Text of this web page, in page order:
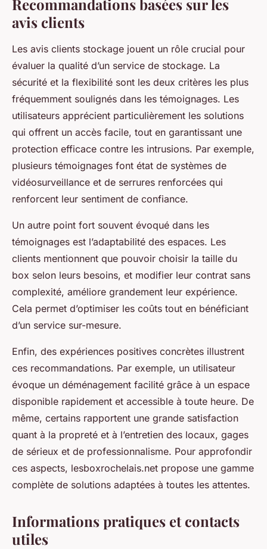
Recommandations basées sur les
avis clients
Les avis clients stockage jouent un rôle crucial pour
évaluer la qualité d’un service de stockage. La
sécurité et la flexibilité sont les deux critères les plus
fréquemment soulignés dans les témoignages. Les
utilisateurs apprécient particulièrement les solutions
qui offrent un accès facile, tout en garantissant une
protection efficace contre les intrusions. Par exemple,
plusieurs témoignages font état de systèmes de
vidéosurveillance et de serrures renforcées qui
renforcent leur sentiment de confiance.
Un autre point fort souvent évoqué dans les
témoignages est l’adaptabilité des espaces. Les
clients mentionnent que pouvoir choisir la taille du
box selon leurs besoins, et modifier leur contrat sans
complexité, améliore grandement leur expérience.
Cela permet d’optimiser les coûts tout en bénéficiant
d’un service sur-mesure.
Enfin, des expériences positives concrètes illustrent
ces recommandations. Par exemple, un utilisateur
évoque un déménagement facilité grâce à un espace
disponible rapidement et accessible à toute heure. De
même, certains rapportent une grande satisfaction
quant à la propreté et à l’entretien des locaux, gages
de sérieux et de professionnalisme. Pour approfondir
ces aspects, lesboxrochelais.net propose une gamme
complète de solutions adaptées à toutes les attentes.
Informations pratiques et contacts
utiles